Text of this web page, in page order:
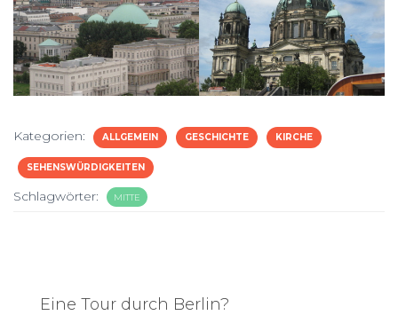
Kategorien: ALLGEMEIN GESCHICHTE KIRCHE
SEHENSWÜRDIGKEITEN
Schlagwörter: MITTE
Eine Tour durch Berlin?